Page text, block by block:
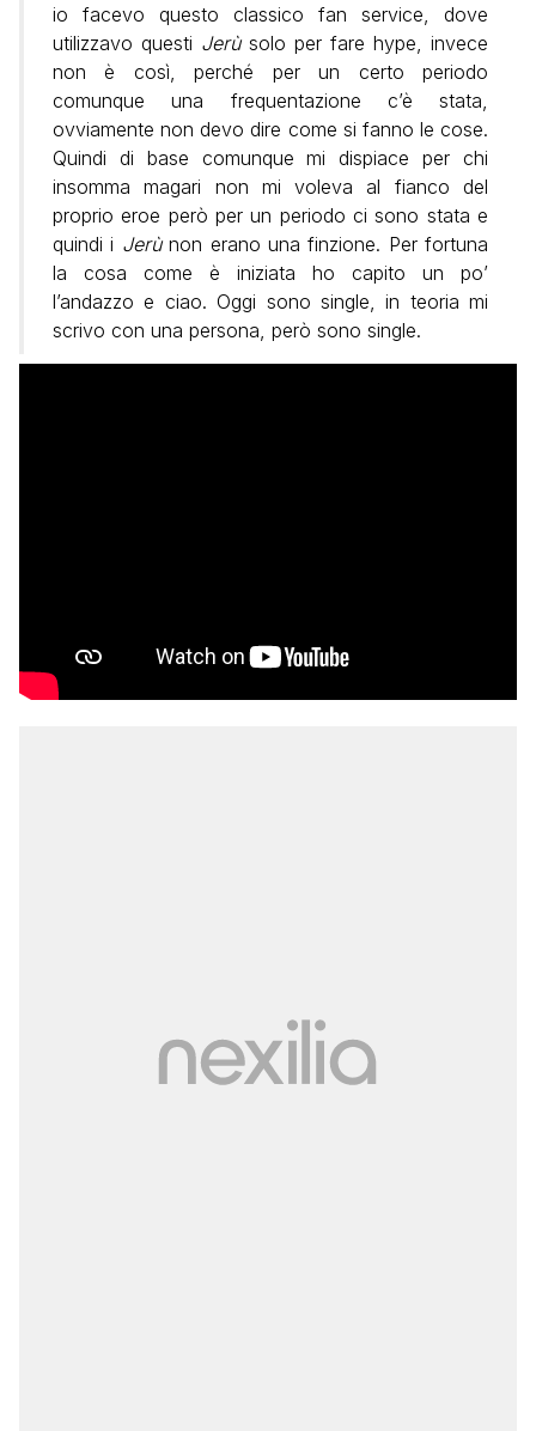
io facevo questo classico fan service, dove
utilizzavo questi Jerùsolo per fare hype, invece
non è così, perché per un certo periodo
comunque una frequentazione c’è stata,
ovviamente non devo dire come si fanno le cose.
Quindi di base comunque mi dispiace per chi
insomma magari non mi voleva al fianco del
proprio eroe però per un periodo ci sono stata e
quindi i Jerùnon erano una finzione. Per fortuna
la cosa come è iniziata ho capito un po’
l’andazzo e ciao. Oggi sono single, in teoria mi
scrivo con una persona, però sono single.